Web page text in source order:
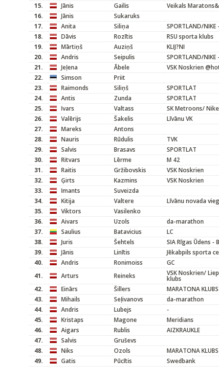
15.
Jānis Gailis
Veikals
16.
Jānis
Sukaruks
17.
Anita Siliņa
SPORTLAND/NIKE
18.
Dāvis Rozītis
RSU sporta klubs
19.
Mārtiņš Auziņš
KLIJ?NI
20.
Andris Seipulis
SPORTLAND/NIKE
21.
Jeļena Ābele
VSK Noskrien
22.
Simson
Priit
23.
Raimonds Siliņš
SPORTLAT
24.
Antis Zunda
SPORTLAT
25.
Ivars Valtass
SK Metroons/ Nike
26.
Valērijs Šakelis
Līvānu VK
27.
Mareks
Antons
28.
Nauris Rūdulis
TVK
29.
Salvis Brasavs
SPORTLAT
30.
Ritvars Lērme
M 42
31.
Raitis Gržibovskis
VSK Noskrien
32.
Ģirts Kazmins
VSK Noskrien
33.
Imants
Suveizda
34.
Kitija Valtere
Līvānu novada
35.
Viktors
Vasilenko
36.
Aivars Uzols
da-marathon
37.
Saulius Batavicius
LC
38.
Juris Šehtels
SIA Rīgas Ūdens -
39.
Jānis Linītis
Jēkabpils sporta
40.
Andris Ronimoiss
GC
41.
Arturs Reineks VSK Noskrien/
klubs
42.
Einārs Šillers
MARATONA KLUBS
43.
Mihails Seļivanovs
da-marathon
44.
Andris Lubejs
-
45.
Kristaps Magone
Meridians
46.
Aigars Rublis
AIZKRAUKLE
47.
Salvis
Gruševs
48.
Niks Ozols
MARATONA KLUBS
49.
Gatis Pūcītis
Swedbank